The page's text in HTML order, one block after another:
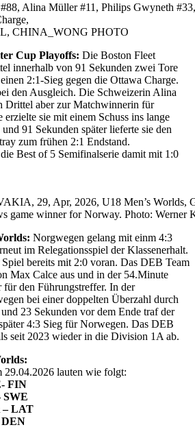
Alina Müller #11, Philips Gwyneth
CHINA_WONG PHOTO
Cup Playoffs: Die Boston Fleet
innerhalb von 91 Sekunden zwei Tore
2:1-Sieg gegen die Ottawa Charge.
den Ausgleich. Die Schweizerin Alina
Drittel aber zur Matchwinnerin für
sie mit einem Schuss ins lange
91 Sekunden später lieferte sie den
zum frühen 2:1 Endstand.
Best of 5 Semifinalserie damit mit 1:0
29, Apr, 2026, U18 Men’s Worlds,
game winner for Norway. Photo: Werner
Norgwegen gelang mit einm 4:3
im Relegationsspiel der Klassenerhalt.
bereits mit 2:0 voran. Das DEB Team
Max Calce aus und in der 54.Minute
für den Führungstreffer. In der
bei einer doppelten Überzahl durch
23 Sekunden vor dem Ende traf der
4:3 Sieg für Norwegen. Das DEB
seit 2023 wieder in die Division 1A ab.
lauten wie folgt:
FIN
SWE
– LAT